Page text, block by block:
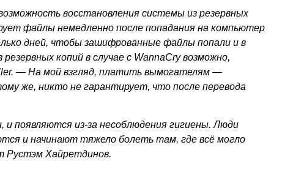
восстановления системы из резервных
файлы немедленно после попадания на компьютер
дней, чтобы зашифрованные файлы попали и в
копий в случае с WannaCry возможно,
— На мой взгляд, платить вымогателям —
же, никто не гарантирует, что после перевода
появляются из-за несоблюдения гигиены. Люди
и начинают тяжело болеть там, где всё могло
Рустэм Хайретдинов.